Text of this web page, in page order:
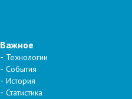
Важное
Технологии
События
История
Статистика